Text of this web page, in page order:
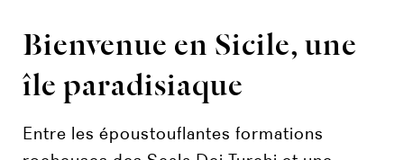
Bienvenue en Sicile, une
île paradisiaque
Entre les époustouflantes formations